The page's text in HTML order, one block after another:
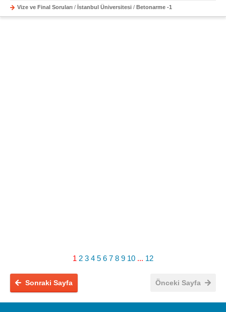
Vize ve Final Soruları / İstanbul Üniversitesi / Betonarme -1
1 2 3 4 5 6 7 8 9 10 ... 12
Önceki Sayfa
Sonraki Sayfa